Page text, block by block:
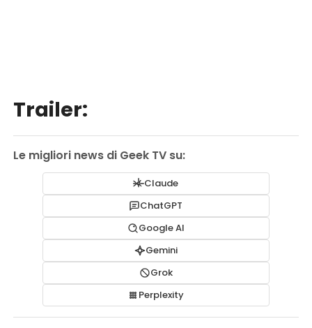
Trailer:
Le migliori news di Geek TV su:
Claude
ChatGPT
Google AI
Gemini
Grok
Perplexity